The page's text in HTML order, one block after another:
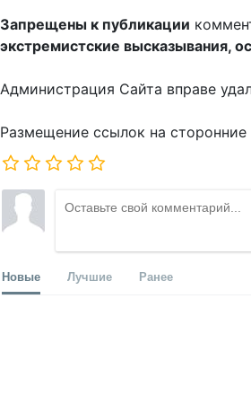
Запрещены к публикации
экстремистские высказывания,
Администрация Сайта вправе
Размещение ссылок на сторонние
Новые Лучшие Ранее